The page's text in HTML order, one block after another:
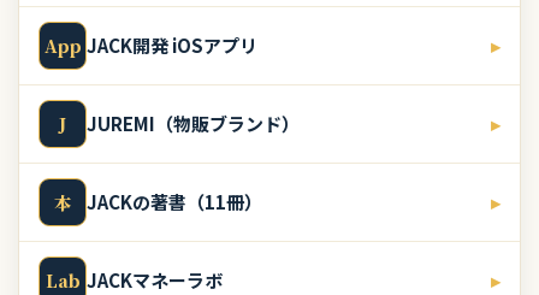
App JACK開発 iOSアプリ ▸
J JUREMI（物販ブランド） ▸
本 JACKの著書（11冊） ▸
Lab JACKマネーラボ ▸